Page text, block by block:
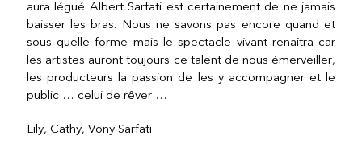
aura légué Albert Sarfati est certainement de ne jamais
baisser les bras. Nous ne savons pas encore quand et
sous quelle forme mais le spectacle vivant renaîtra car
les artistes auront toujours ce talent de nous émerveiller,
les producteurs la passion de les y accompagner et le
public … celui de rêver …
Lily, Cathy, Vony Sarfati